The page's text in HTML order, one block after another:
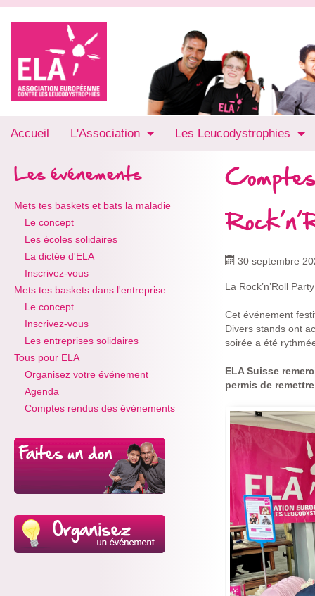
Accueil L'Association Les Leucodystrophies
Les événements
Mets tes baskets et bats la maladie
Le concept
Les écoles solidaires
La dictée d'ELA
Inscrivez-vous
Mets tes baskets dans l'entreprise
Le concept
Inscrivez-vous
Les entreprises solidaires
Tous pour ELA
Organisez votre événement
Agenda
Comptes rendus des événements
30 septembre
La Rock’n’Roll
Cet événement
Divers stands ont
soirée a été
ELA Suisse
permis de